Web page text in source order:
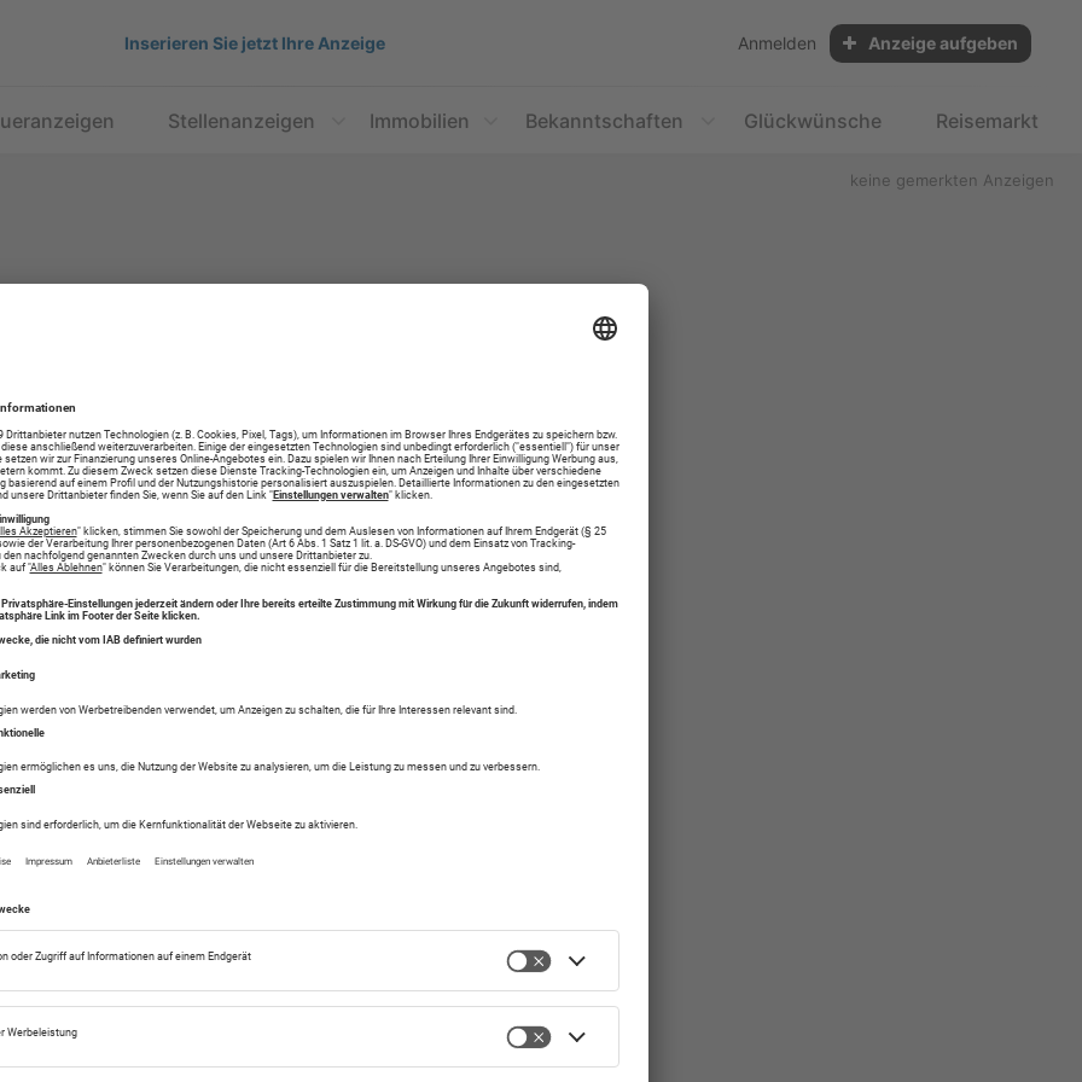
Inserieren Sie jetzt Ihre Anzeige Anmelden Anzeige aufgeben
Stellenanzeigen Immobilien Bekanntschaften Glückwünsche Reisemarkt
keine gemerkten Anzeigen